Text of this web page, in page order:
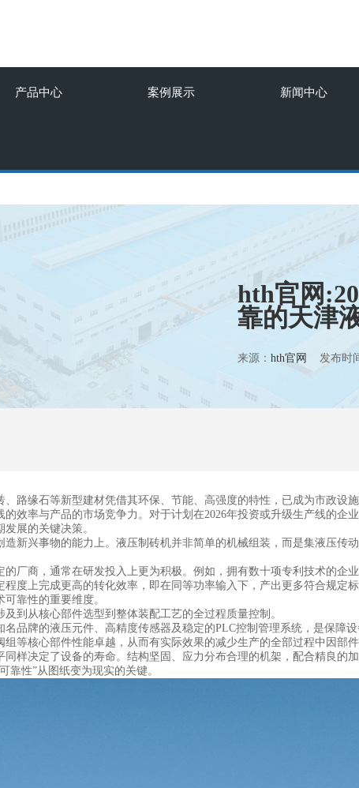
产品中心 案例展示 新闻中心
hth官网
靠的天津
来源： hth官网 发布时
缘石等新型建材凭借其环保、节能、高强度的特性，已成为市政设
效率与产品的市场竞争力。对于计划在2026年投资或升级生产线的企
展的关键决策。
兴事物的能力上。液压制砖机并非简单的机械组装，而是集液压传
商，通常在研发投入上更为积极。例如，拥有数十项专利技术的企
度上完成更高的转化效率，即在同等功率输入下，产出更多符合规定
靠性的重要维度。
从核心部件选型到整体装配工艺的全过程质量控制。
牌的液压元件、高精度传感器及稳定的PLC控制管理系统，是保障
等核心部件性能卓越，从而有实际效果的减少生产的全部过程中因部
决定了设备的寿命。结构坚固、应力分布合理的机架，配合精良的
靠性”从图纸变为现实的关键。